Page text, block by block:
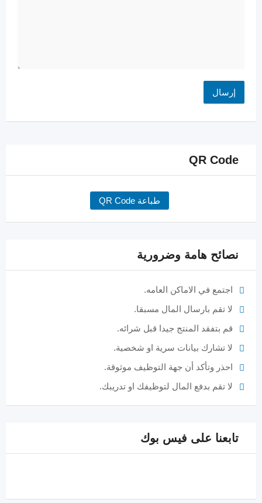
QR Code
طباعة QR Code
نصائح هامة وضرورية
اجتمع في الاماكن العامه.
لا تقم بارسال المال مسبقا.
قم بتفقد المنتج جيدا قبل شرائه.
لا تشارك بيانات سرية او شخصية.
احذر وتأكد أن جهة التوظيف موثوقة.
لا تقم بدفع المال لتوظيفك او تدريبك.
تابعنا على فيس بوك